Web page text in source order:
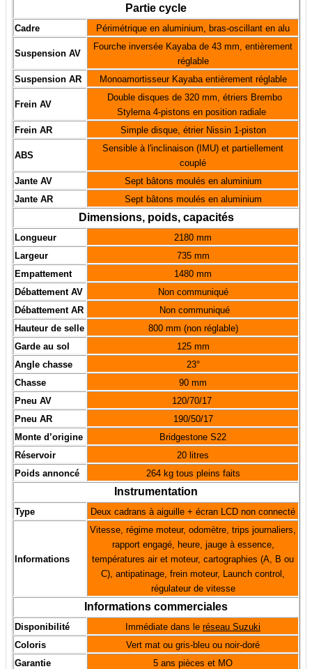
Partie cycle
Cadre Périmétrique en aluminium, bras-oscillant en alu
Suspension AV
Fourche inversée Kayaba de 43 mm, entièrement
réglable
Suspension AR
Monoamortisseur Kayaba entièrement réglable
Frein AV
Double disques de 320 mm, étriers Brembo
Stylema 4-pistons en position radiale
Frein AR
Simple disque, étrier Nissin 1-piston
ABS
Sensible à l'inclinaison (IMU) et partiellement
couplé
Jante AV
Sept bâtons moulés en aluminium
Jante AR
Sept bâtons moulés en aluminium
Dimensions, poids, capacités
Longueur
2180 mm
Largeur
735 mm
Empattement
1480 mm
Débattement AV
Non communiqué
Débattement AR
Non communiqué
Hauteur de selle
800 mm (non réglable)
Garde au sol
125 mm
Angle chasse
23°
Chasse
90 mm
Pneu AV
120/70/17
Pneu AR
190/50/17
Monte d’origine
Bridgestone S22
Réservoir
20 litres
Poids annoncé
264 kg tous pleins faits
Instrumentation
Type Deux cadrans à aiguille + écran LCD non connecté
Informations
Vitesse, régime moteur, odomètre, trips journaliers,
rapport engagé, heure, jauge à essence,
températures air et moteur, cartographies (A, B ou
C), antipatinage, frein moteur, Launch control,
régulateur de vitesse
Informations commerciales
Disponibilité Immédiate dans le réseau Suzuki
Coloris
Vert mat ou gris-bleu ou noir-doré
Garantie
5 ans pièces et MO